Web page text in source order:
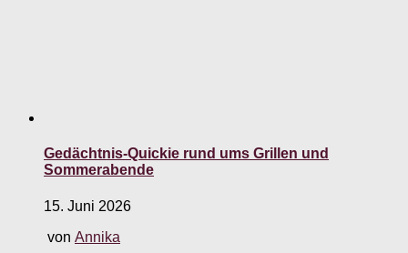
Gedächtnis-Quickie rund ums Grillen und
Sommerabende
15. Juni 2026
von Annika